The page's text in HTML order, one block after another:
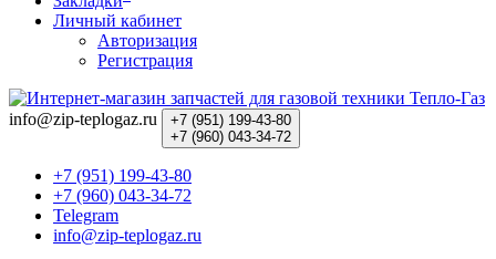
Личный кабинет
Авторизация
Регистрация
info@zip-teplogaz.ru +7 (951) 199-43-80
+7 (960) 043-34-72
+7 (951) 199-43-80
+7 (960) 043-34-72
Telegram
info@zip-teplogaz.ru